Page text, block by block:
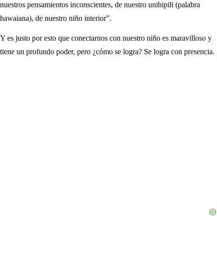
nuestros pensamientos inconscientes, de nuestro unihipili (palabra
hawaiana), de nuestro niño interior”.
Y es justo por esto que conectarnos con nuestro niño es maravilloso y
tiene un profundo poder, pero ¿cómo se logra? Se logra con presencia.